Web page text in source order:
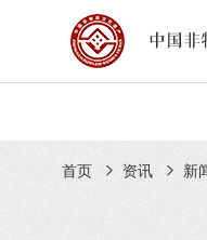
中国非
首页 资讯 新